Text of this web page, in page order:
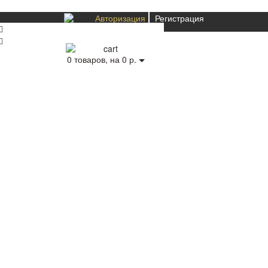
Авторизация
Регистрация
0 товаров, на 0 р.